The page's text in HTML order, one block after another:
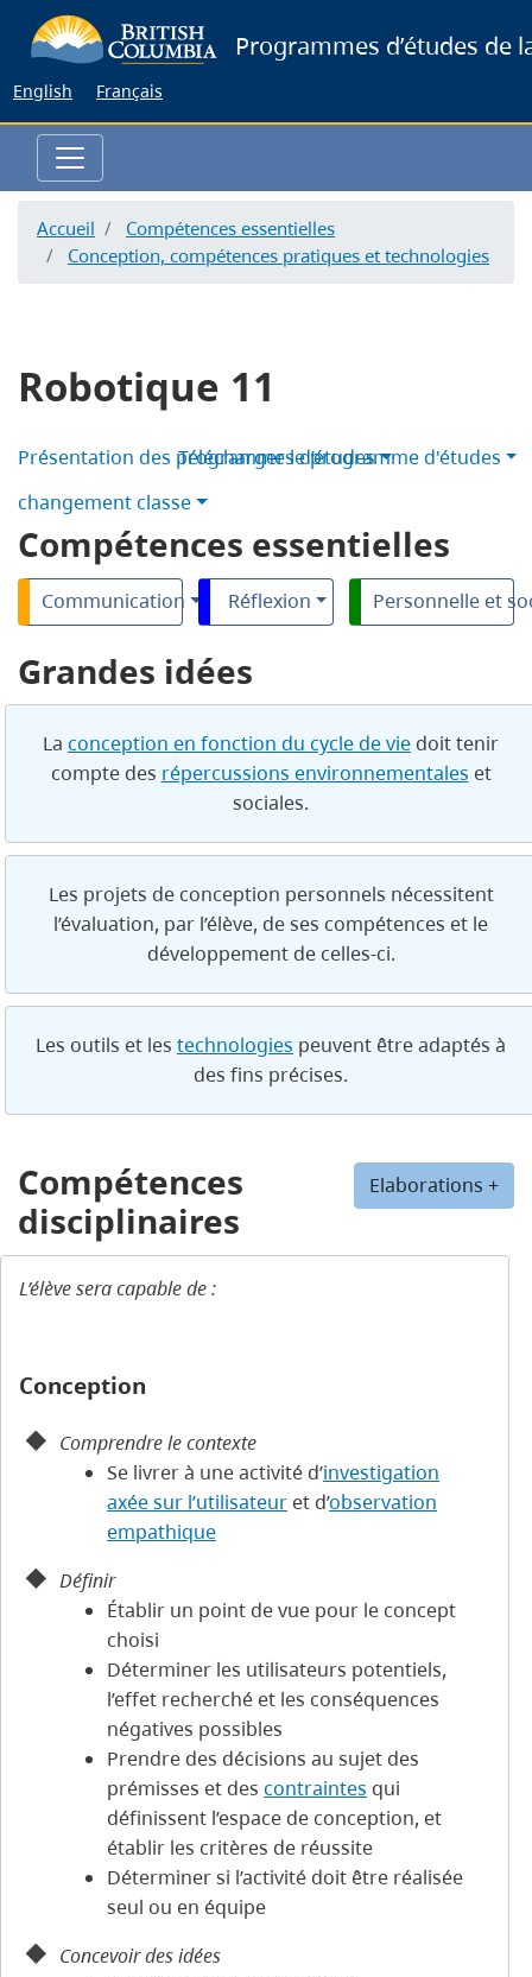
to
Programmes d’études de
English Français
Accueil
Compétences essentielles
Conception, compétences pratiques et technologies
Robotique 11
Télécharger le programme d'études
Présentation des programmes d’études
changement classe
Compétences essentielles
Communication Réflexion Personnelle et
Grandes idées
La conception en fonction du cycle de vie doit tenir
compte des répercussions environnementales et
sociales.
Les projets de conception personnels nécessitent
l’évaluation, par l’élève, de ses compétences et le
développement de celles-ci.
Les outils et les technologies peuvent être adaptés à
des fins précises.
Elaborations +
Compétences
disciplinaires
L’élève sera capable de :
Conception
Comprendre le contexte
Se livrer à une activité d’investigation
axée sur l’utilisateur et d’observation
empathique
Définir
Établir un point de vue pour le concept
choisi
Déterminer les utilisateurs potentiels,
l’effet recherché et les conséquences
négatives possibles
Prendre des décisions au sujet des
prémisses et des contraintes qui
définissent l’espace de conception, et
établir les critères de réussite
Déterminer si l’activité doit être réalisée
seul ou en équipe
Concevoir des idées